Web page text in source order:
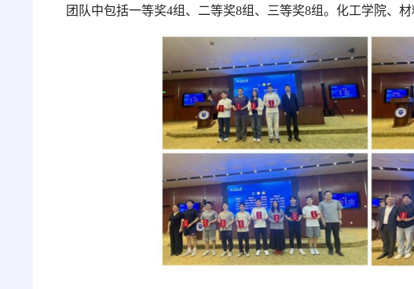
团队中包括一等奖4组、二等奖8组、三等奖8组。化工学院、